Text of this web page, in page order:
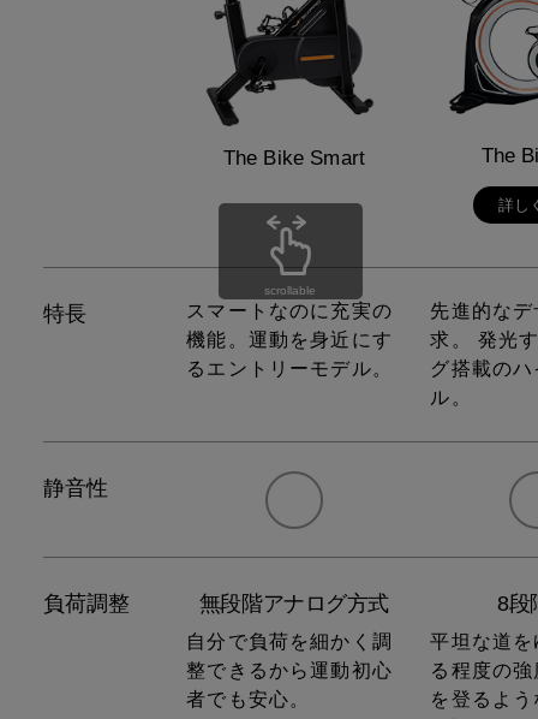
The Bike Smart The
詳し
特長
スマートなのに充実の
機能。 運動を身近にす
るエントリーモデル。
先進的な
求。
発光
グ搭載の
ル。
静音性
負荷調整 無段階アナログ方式
自分で負荷を細かく調
整できるから運動初心
者でも安心。
8段
平坦な道
る程度の
を登るよ
scrollable